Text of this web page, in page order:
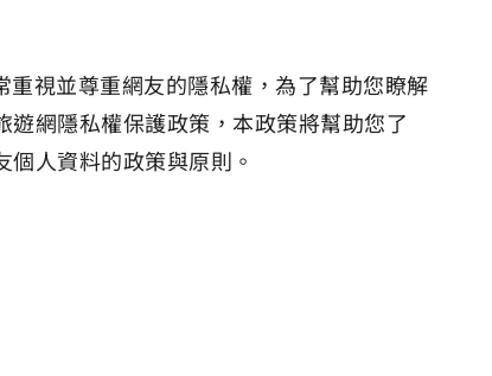
視並尊重網友的隱私權，為了幫助您瞭解
網隱私權保護政策，本政策將幫助您了
人資料的政策與原則。